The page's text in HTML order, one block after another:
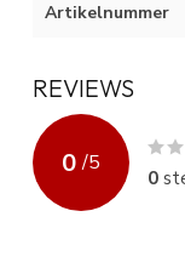
Artikelnummer
REVIEWS
0 /5
0